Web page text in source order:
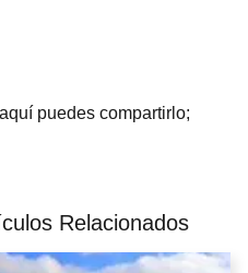
puedes compartirlo;
Relacionados